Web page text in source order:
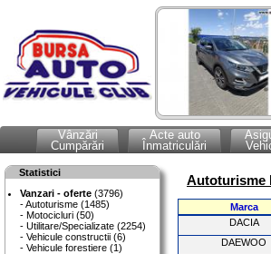
Vânzări
Cumpărări
Acte auto
Înmatriculări
Statistici
Vanzari - oferte (3796)
Autoturisme (1485)
Motocicluri (50)
Utilitare/Specializate (2254)
Vehicule constructii (6)
Vehicule forestiere (1)
Autoturisme
Marca
DACIA
DAEWOO